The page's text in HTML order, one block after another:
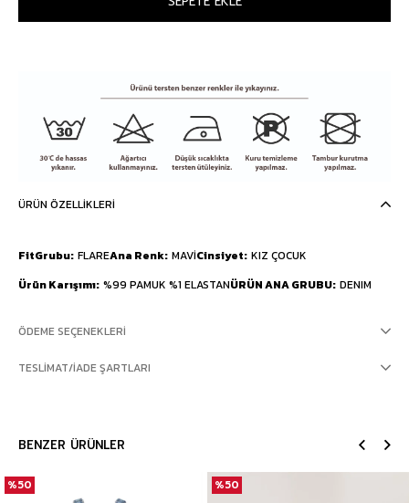
ÜRÜN ÖZELLIKLERI
FitGrubu FLAREAna Renk MAVİCinsiyet KIZ ÇOCUK
Ürün Karışımı %99 PAMUK %1 ELASTANÜRÜN ANA GRUBU DENIM
ÖDEME SEÇENEKLERI
TESLIMAT/İADE ŞARTLARI
BENZER ÜRÜNLER
%50 %50